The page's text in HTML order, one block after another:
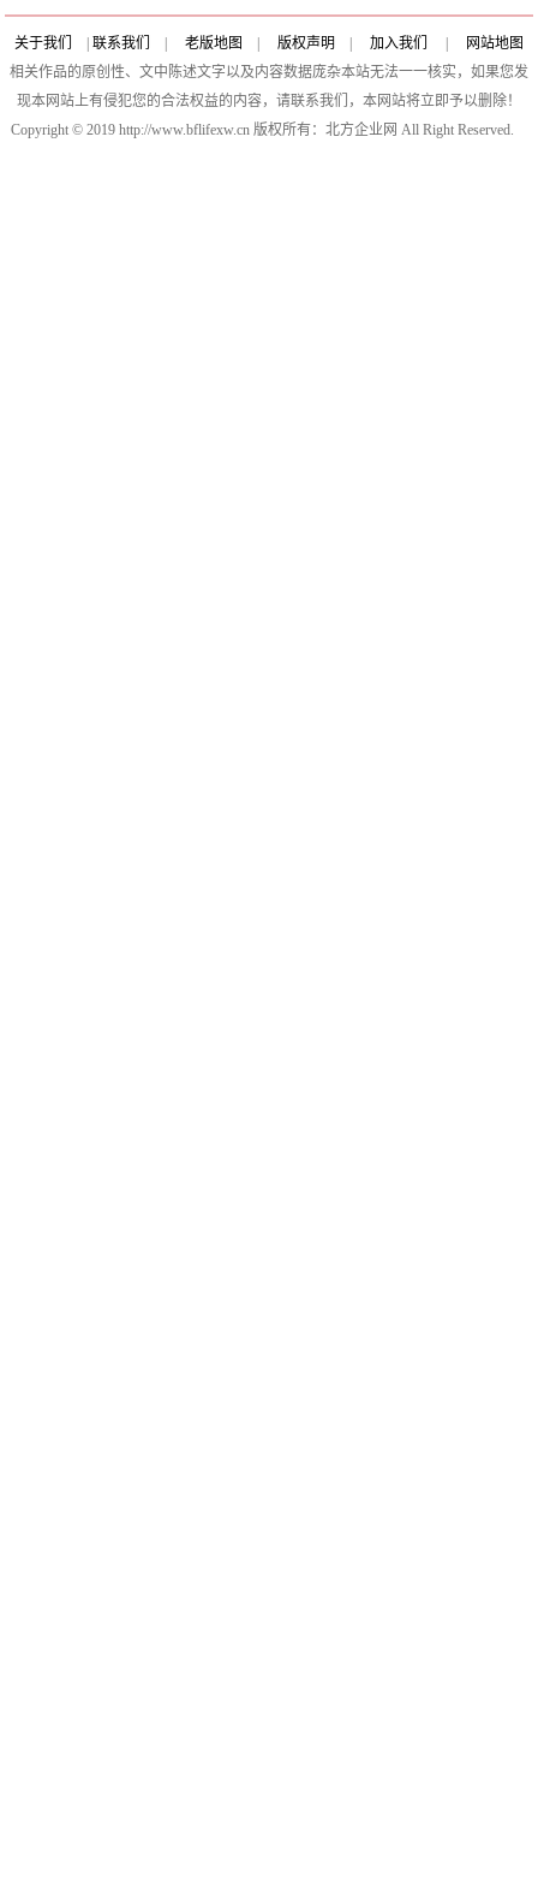
关于我们 联系我们 老版地图 版权声明 加入我们
网站地图
相关作品的原创性、文中陈述文字以及内容数据庞杂本站无法一一核实，如果您发
现本网站上有侵犯您的合法权益的内容，请联系我们，本网站将立即予以删除！
Copyright © 2019 http://www.bflifexw.cn 版权所有：北方企业网 All Right Reserved.